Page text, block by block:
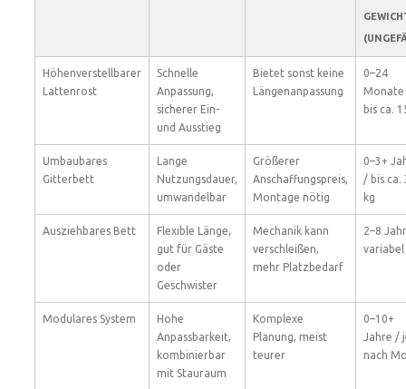
Höhenverstellbarer
Lattenrost
Schnelle
Anpassung,
sicherer Ein-
und Ausstieg
Bietet sonst keine
Längenanpassung
0–24
bis ca.
Umbaubares
Gitterbett
Lange
Nutzungsdauer,
umwandelbar
Größerer
Anschaffungspreis,
Montage nötig
0–3+
/ bis ca.
kg
Ausziehbares Bett
Flexible Länge,
gut für Gäste
oder
Geschwister
Mechanik kann
verschleißen,
mehr Platzbedarf
2–8
variabel
Modulares System
Hohe
Anpassbarkeit,
kombinierbar
mit Stauraum
Komplexe
Planung, meist
teurer
0–10+
Jahre /
nach